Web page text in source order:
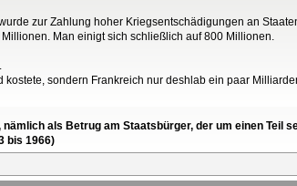
zur Zahlung hoher Kriegsentschädigungen an
Man einigt sich schließlich auf 800 Millionen.
sondern Frankreich nur deshlab ein paar
als Betrug am Staatsbürger, der um einen Teil
bis 1966)